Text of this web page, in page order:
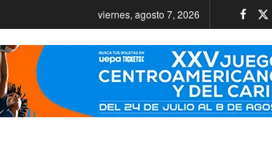
viernes, agosto 7, 2026